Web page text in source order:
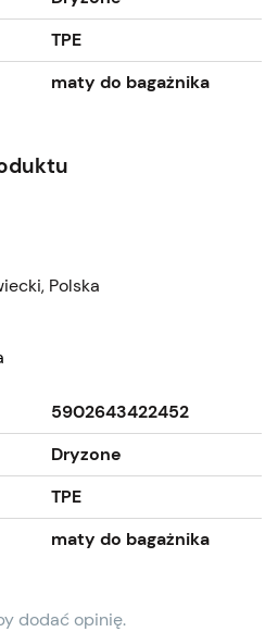
TPE
maty do bagażnika
Polska
5902643422452
Dryzone
TPE
maty do bagażnika
dodać opinię.